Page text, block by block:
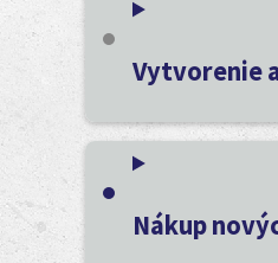
Vytvorenie
Nákup